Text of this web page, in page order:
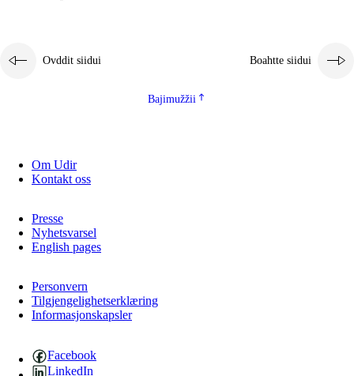
Ovddit siidui Boahtte siidui
Bajimužžii
Om Udir
Kontakt oss
Presse
Nyhetsvarsel
English pages
Personvern
Tilgjengelighetserklæring
Informasjonskapsler
Facebook
LinkedIn